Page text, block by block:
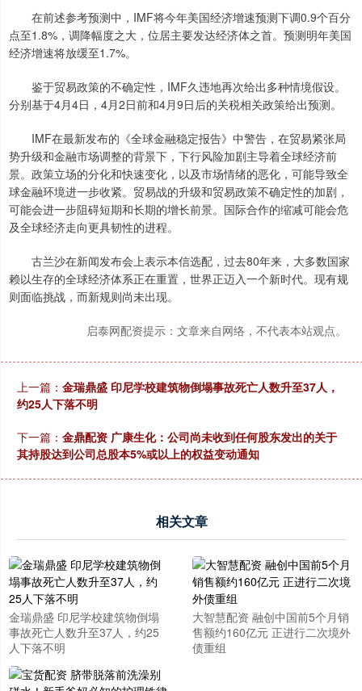
在前述参考预测中，IMF将今年美国经济增速预测下调0.9个百分
点至1.8%，调降幅度之大，位居主要发达经济体之首。预测明年美国
经济增速将放缓至1.7%。
鉴于贸易政策的不确定性，IMF久违地再次给出多种情境假设。
分别基于4月4日，4月2日前和4月9日后的关税相关政策给出预测。
IMF在最新发布的《全球金融稳定报告》中警告，在贸易紧张局
势升级和金融市场调整的背景下，下行风险加剧主导着全球经济前
景。政策立场的分化和快速变化，以及市场情绪的恶化，可能导致全
球金融环境进一步收紧。贸易战的升级和贸易政策不确定性的加剧，
可能会进一步阻碍短期和长期的增长前景。国际合作的缩减可能会危
及全球经济走向更具韧性的进程。
古兰沙在新闻发布会上表示本信选配，过去80年来，大多数国家
赖以生存的全球经济体系正在重置，世界正迈入一个新时代。现有规
则面临挑战，而新规则尚未出现。
启泰网配资提示：文章来自网络，不代表本站观点。
上一篇： 金瑞鼎盛 印尼学校建筑物倒塌事故死亡人数升至37人，
约25人下落不明
下一篇： 金鼎配资 广康生化：公司尚未收到任何股东发出的关于
其持股达到公司总股本5%或以上的权益变动通知
相关文章
金瑞鼎盛 印尼学校建筑物倒塌
事故死亡人数升至37人，约25
人下落不明
大智慧配资 融创中国前5个月销
售额约160亿元 正进行二次境外
债重组